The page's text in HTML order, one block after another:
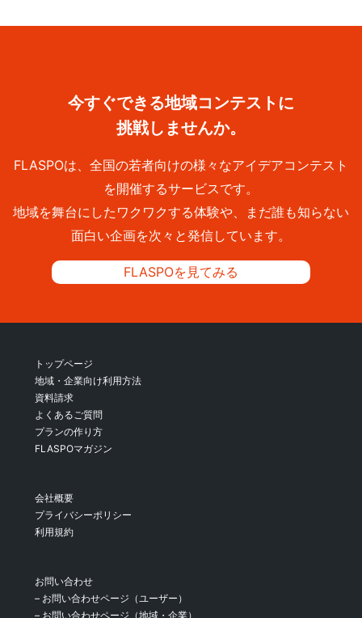
今すぐできる地域コンテストに
挑戦しませんか。
FLASPOは、全国の若者向けの様々なアイデアコンテスト
を開催するサービスです。
地域を舞台にしたワクワクする体験や、まだ誰も知らない
面白い企画を次々と発信しています。
FLASPOを見てみる
トップページ
地域・企業向け利用方法
資料請求
よくあるご質問
プランの作り方
FLASPOマガジン
会社概要
プライバシーポリシー
利用規約
お問い合わせ
– お問い合わせページ（ユーザー）
– お問い合わせページ（地域・企業）